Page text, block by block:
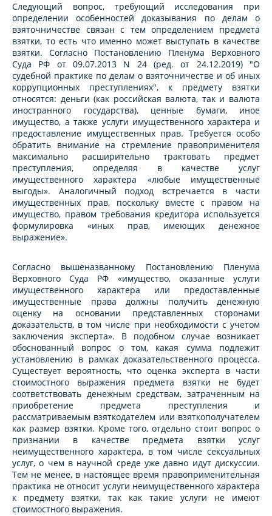
Следующий вопрос, требующий исследования при
определении особенностей доказывания по делам о
взяточничестве связан с тем определением предмета
взятки, то есть что именно может выступать в качестве
взятки. Согласно Постановлению Пленума Верховного
Суда РФ от 09.07.2013 N 24 (ред. от 24.12.2019) "О
судебной практике по делам о взяточничестве и об иных
коррупционных преступлениях", к предмету взятки
относятся: деньги (как российская валюта, так и валюта
иностранного государства), ценные бумаги, иное
имущество, а также услуги имущественного характера и
предоставление имущественных прав. Требуется особо
обратить внимание на стремление правоприменителя
максимально расширительно трактовать предмет
преступления, определяя в качестве услуг
имущественного характера «любые имущественные
выгоды». Аналогичный подход встречается в части
имущественных прав, поскольку вместе с правом на
имущество, правом требования кредитора используется
формулировка «иных прав, имеющих денежное
выражение».
Согласно вышеназванному Постановлению Пленума
Верховного Суда РФ «имущество, оказанные услуги
имущественного характера или предоставленные
имущественные права должны получить денежную
оценку на основании представленных сторонами
доказательств, в том числе при необходимости с учетом
заключения эксперта». В подобном случае возникает
обоснованный вопрос о том, какая сумма подлежит
установлению в рамках доказательственного процесса.
Существует вероятность, что оценка эксперта в части
стоимостного выражения предмета взятки не будет
соответствовать денежным средствам, затраченным на
приобретение предмета преступления и
рассматриваемым взяткодателем или взяткополучателем
как размер взятки. Кроме того, отдельно стоит вопрос о
признании в качестве предмета взятки услуг
неимущественного характера, в том числе сексуальных
услуг, о чем в научной среде уже давно идут дискуссии.
Тем не менее, в настоящее время правоприменительная
практика не относит услуги неимущественного характера
к предмету взятки, так как такие услуги не имеют
стоимостного выражения.